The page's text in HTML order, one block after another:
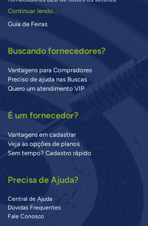
Continuar lendo...
Guia de Feiras
Buscando fornecedores?
Vantagens para Compradores
Preciso de ajuda nas Buscas
Quero um atendimento VIP
É um fornecedor?
Vantagens em cadastrar
Veja as opções de planos
Sem tempo? Cadastro rápido
Precisa de Ajuda?
Central de Ajuda
Dúvidas Frequentes
Fale Conosco